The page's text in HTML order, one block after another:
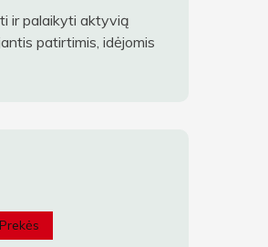
ir palaikyti aktyvią
patirtimis, idėjomis
Prekės